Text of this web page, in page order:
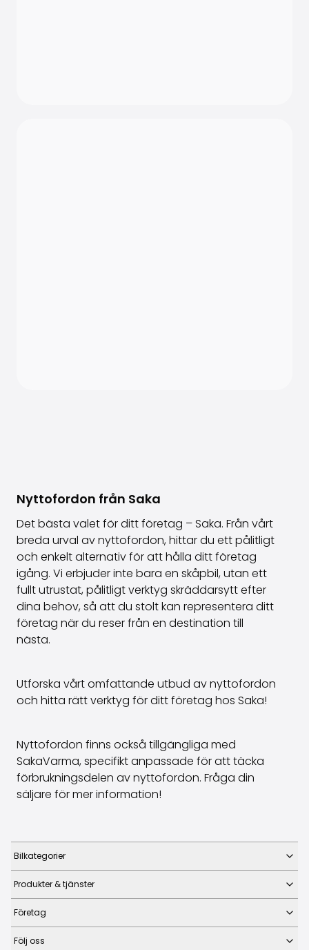
Nyttofordon från Saka
Det bästa valet för ditt företag – Saka. Från vårt
breda urval av nyttofordon, hittar du ett pålitligt
och enkelt alternativ för att hålla ditt företag
igång. Vi erbjuder inte bara en skåpbil, utan ett
fullt utrustat, pålitligt verktyg skräddarsytt efter
dina behov, så att du stolt kan representera ditt
företag när du reser från en destination till
nästa.
Utforska vårt omfattande utbud av nyttofordon
och hitta rätt verktyg för ditt företag hos Saka!
Nyttofordon finns också tillgängliga med
SakaVarma, specifikt anpassade för att täcka
förbrukningsdelen av nyttofordon. Fråga din
säljare för mer information!
Bilkategorier
Produkter & tjänster
Företag
Följ oss